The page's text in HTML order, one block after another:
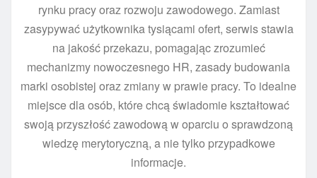
rynku pracy oraz rozwoju zawodowego. Zamiast
zasypywać użytkownika tysiącami ofert, serwis stawia
na jakość przekazu, pomagając zrozumieć
mechanizmy nowoczesnego HR, zasady budowania
marki osobistej oraz zmiany w prawie pracy. To idealne
miejsce dla osób, które chcą świadomie kształtować
swoją przyszłość zawodową w oparciu o sprawdzoną
wiedzę merytoryczną, a nie tylko przypadkowe
informacje.